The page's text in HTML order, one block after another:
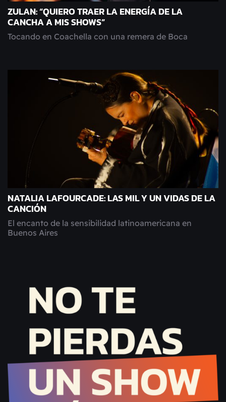
ZULAN: “QUIERO TRAER LA ENERGÍA DE LA
CANCHA A MIS SHOWS”
Tocando en Coachella con una remera de Boca
NATALIA LAFOURCADE: LAS MIL Y UN VIDAS DE LA
CANCIÓN
El encanto de la sensibilidad latinoamericana en
Buenos Aires